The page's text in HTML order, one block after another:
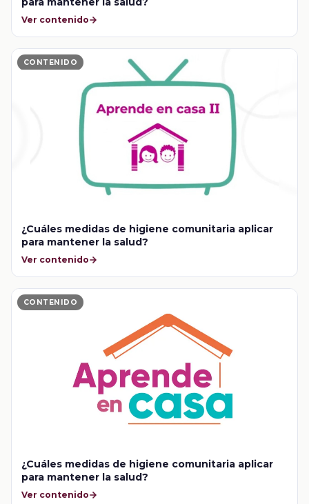
Ver contenido
CONTENIDO
¿Cuáles medidas de higiene comunitaria aplicar
para mantener la salud?
Ver contenido
CONTENIDO
¿Cuáles medidas de higiene comunitaria aplicar
para mantener la salud?
Ver contenido